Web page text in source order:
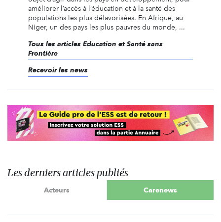
améliorer l’accès à l’éducation et à la santé des
populations les plus défavorisées. En Afrique, au
Niger, un des pays les plus pauvres du monde, ...
Tous les articles Education et Santé sans
Frontière
Recevoir les news
Les derniers articles publiés
Acteurs Carenews